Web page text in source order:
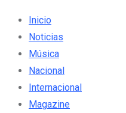
Inicio
Noticias
Música
Nacional
Internacional
Magazine